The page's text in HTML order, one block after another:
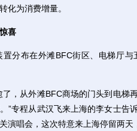
化为消费增量。
喜
布在外滩BFC街区、电梯厅与
从外滩BFC商场的门头到电梯
”专程从武汉飞来上海的李女士告
演唱会，这次特意来上海停留两天